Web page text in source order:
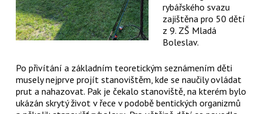
rybářského svazu
zajištěna pro 50 dětí
z 9. ZŠ Mladá
Boleslav.
Po přivítání a základním teoretickým seznámením děti
musely nejprve projít stanovištěm, kde se naučily ovládat
prut a nahazovat. Pak je čekalo stanoviště, na kterém bylo
ukázán skrytý život v řece v podobě bentických organizmů